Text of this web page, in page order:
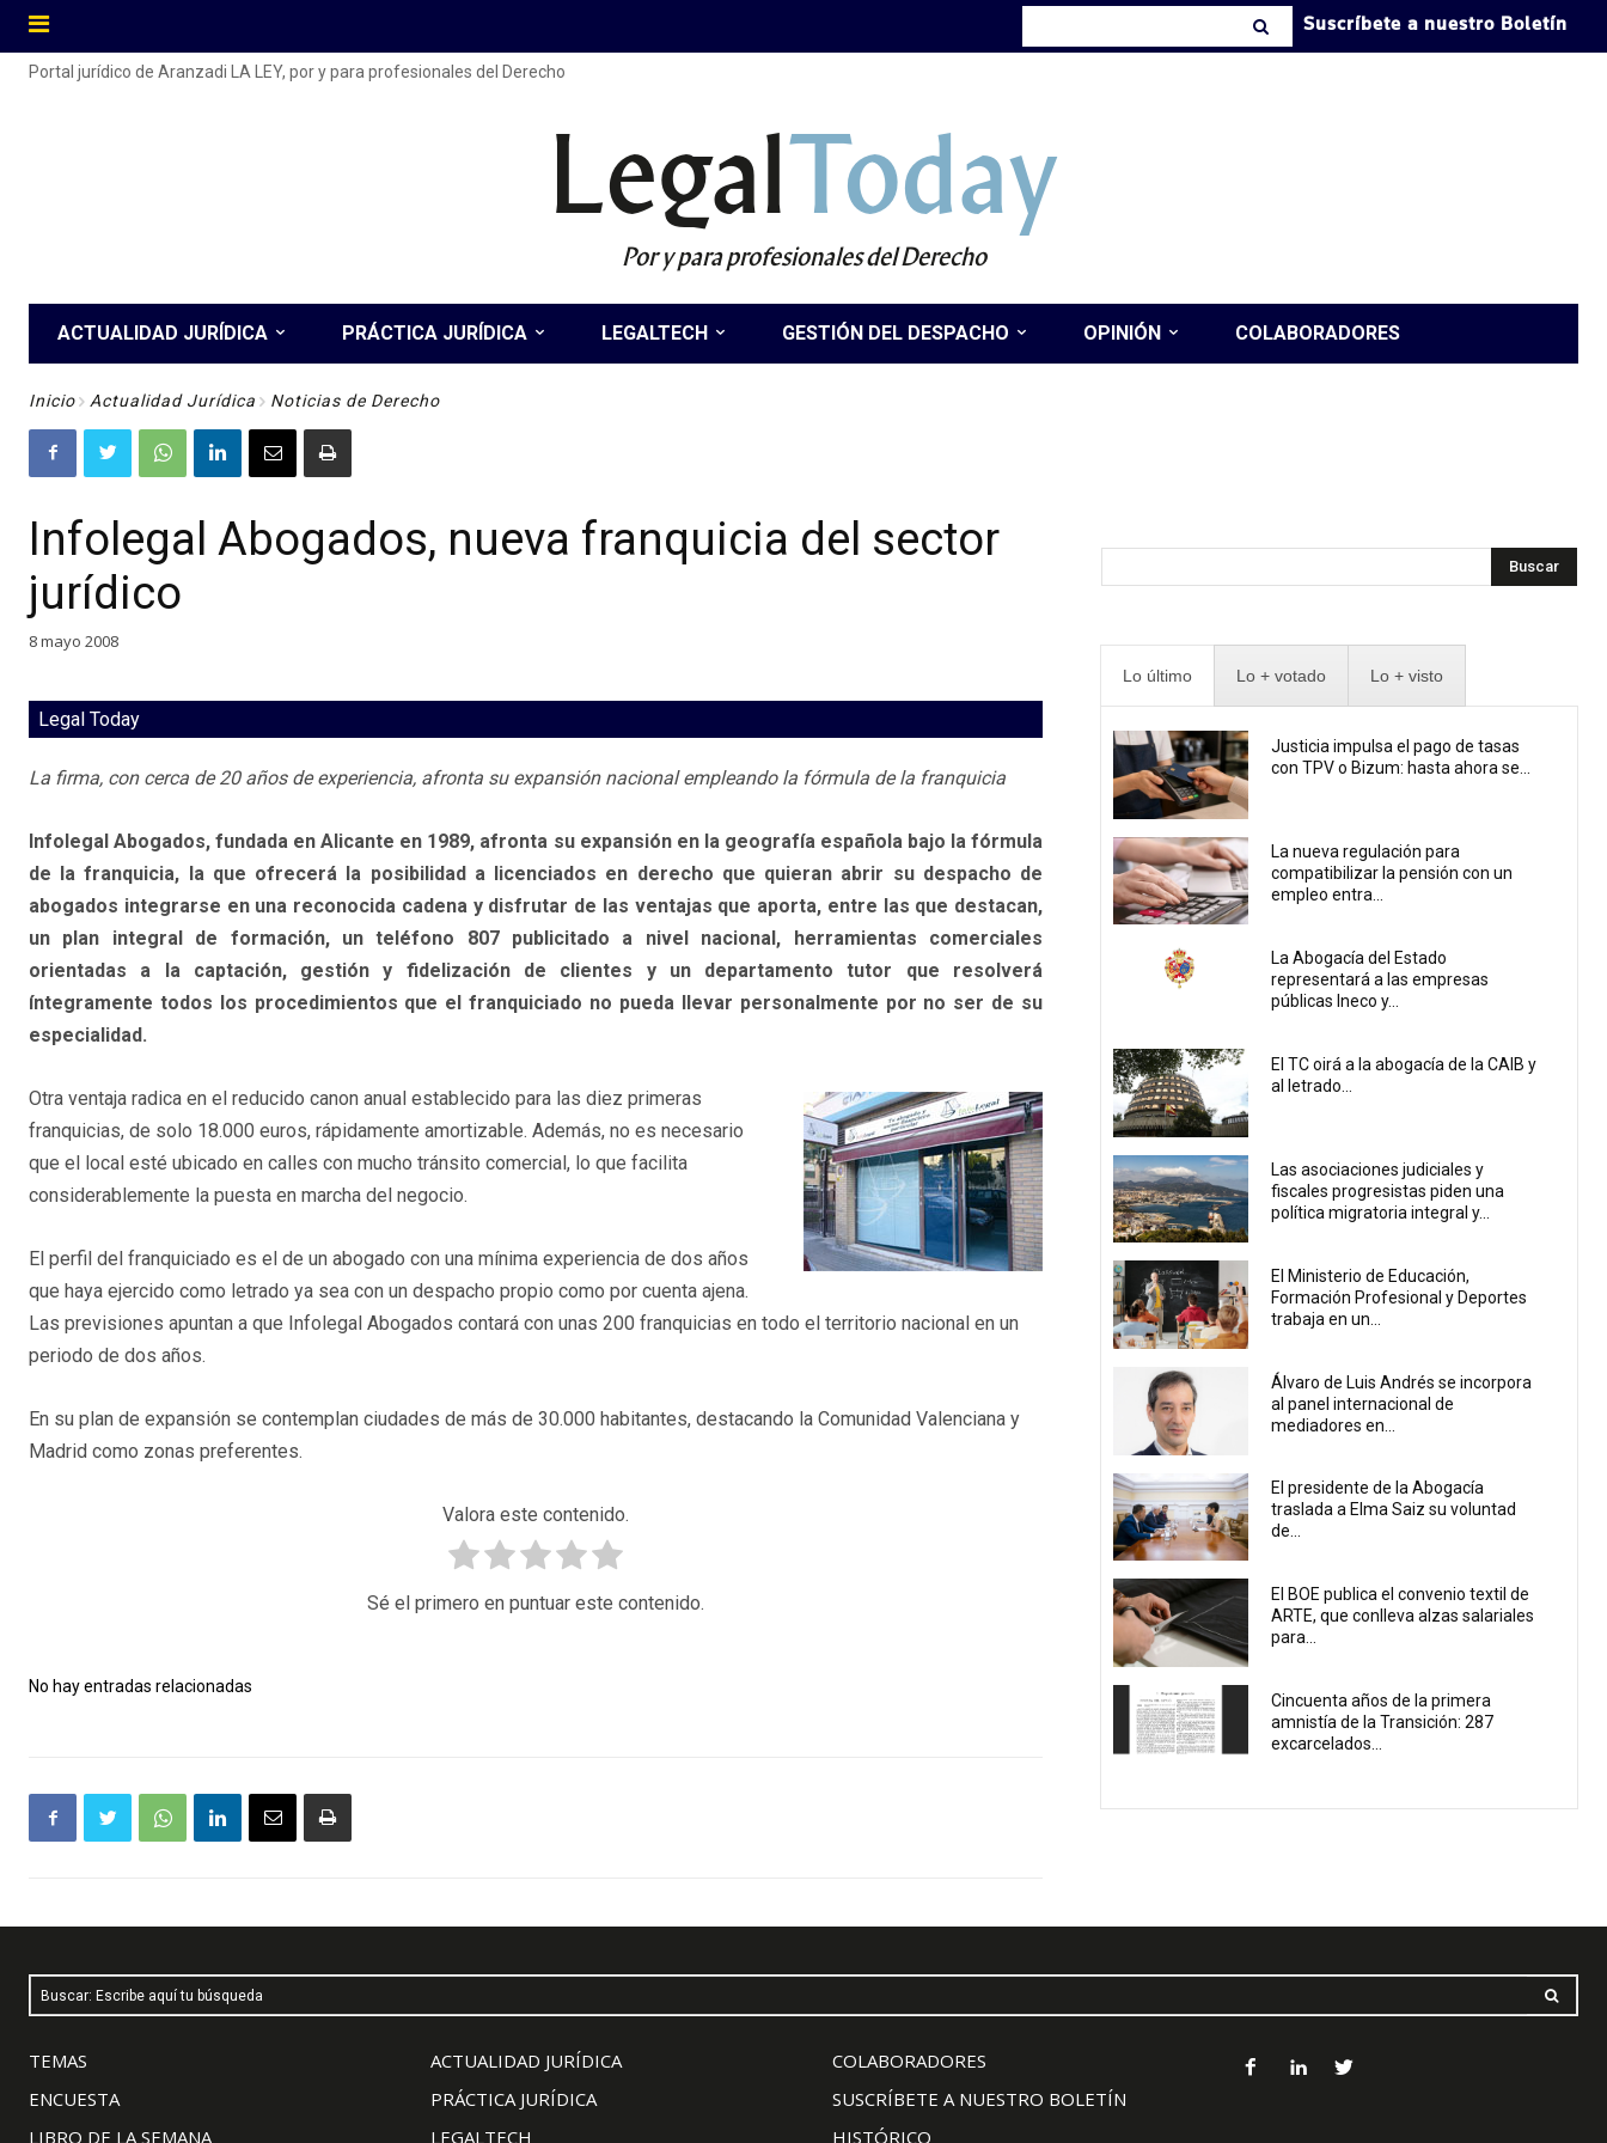
Suscríbete a nuestro Boletín
Portal jurídico de Aranzadi LA LEY, por y para profesionales del Derecho
LegalToday
Por y para profesionales del Derecho
ACTUALIDAD JURÍDICA PRÁCTICA JURÍDICA LEGALTECH GESTIÓN DEL DESPACHO OPINIÓN COLABORADORES
Inicio Actualidad Jurídica Noticias de Derecho
Infolegal Abogados, nueva franquicia del sector
jurídico
8 mayo 2008
Legal Today
La firma, con cerca de 20 años de experiencia, afronta su expansión nacional empleando la fórmula de la franquicia
Infolegal Abogados, fundada en Alicante en 1989, afronta su expansión en la geografía española bajo la fórmula
de la franquicia, la que ofrecerá la posibilidad a licenciados en derecho que quieran abrir su despacho de
abogados integrarse en una reconocida cadena y disfrutar de las ventajas que aporta, entre las que destacan,
un plan integral de formación, un teléfono 807 publicitado a nivel nacional, herramientas comerciales
orientadas a la captación, gestión y fidelización de clientes y un departamento tutor que resolverá
íntegramente todos los procedimientos que el franquiciado no pueda llevar personalmente por no ser de su
especialidad.
Otra ventaja radica en el reducido canon anual establecido para las diez primeras
franquicias, de solo 18.000 euros, rápidamente amortizable. Además, no es necesario
que el local esté ubicado en calles con mucho tránsito comercial, lo que facilita
considerablemente la puesta en marcha del negocio.
El perfil del franquiciado es el de un abogado con una mínima experiencia de dos años
que haya ejercido como letrado ya sea con un despacho propio como por cuenta ajena.
Las previsiones apuntan a que Infolegal Abogados contará con unas 200 franquicias en todo el territorio nacional en un
periodo de dos años.
En su plan de expansión se contemplan ciudades de más de 30.000 habitantes, destacando la Comunidad Valenciana y
Madrid como zonas preferentes.
Valora este contenido.
Sé el primero en puntuar este contenido.
No hay entradas relacionadas
Buscar
Lo último Lo + votado Lo + visto
Justicia impulsa el pago de tasas
con TPV o Bizum: hasta ahora se...
La nueva regulación para
compatibilizar la pensión con un
empleo entra...
La Abogacía del Estado
representará a las empresas
públicas Ineco y...
El TC oirá a la abogacía de la CAIB y
al letrado...
Las asociaciones judiciales y
fiscales progresistas piden una
política migratoria integral y...
El Ministerio de Educación,
Formación Profesional y Deportes
trabaja en un...
Álvaro de Luis Andrés se incorpora
al panel internacional de
mediadores en...
El presidente de la Abogacía
traslada a Elma Saiz su voluntad
de...
El BOE publica el convenio textil de
ARTE, que conlleva alzas salariales
para...
Cincuenta años de la primera
amnistía de la Transición: 287
excarcelados...
Buscar: Escribe aquí tu búsqueda
TEMAS
ENCUESTA
LIBRO DE LA SEMANA
ACTUALIDAD JURÍDICA
PRÁCTICA JURÍDICA
LEGALTECH
COLABORADORES
SUSCRÍBETE A NUESTRO BOLETÍN
HISTÓRICO